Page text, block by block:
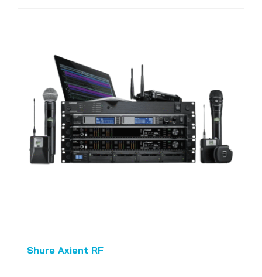
Shure Axient RF